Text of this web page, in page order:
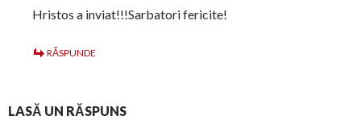
Hristos a inviat!!!Sarbatori fericite!
RĂSPUNDE
LASĂ UN RĂSPUNS